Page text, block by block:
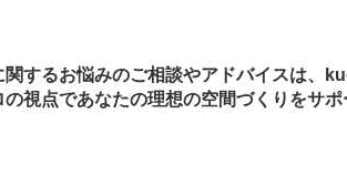
関するお悩みのご相談やアドバイスは、
視点であなたの理想の空間づくりをサポ